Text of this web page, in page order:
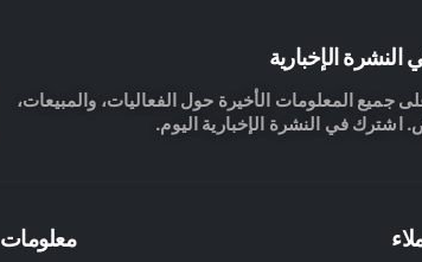
الإخبارية
جميع المعلومات الأخيرة حول الفعاليات، والمبيعات،
اشترك في النشرة الإخبارية اليوم.
معلومات